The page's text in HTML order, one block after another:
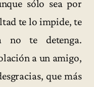
sólo sea por
te lo impide, te
no te detenga.
a un amigo,
que más